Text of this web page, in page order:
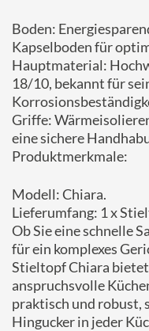
Boden:
Kapselboden für
Hauptmaterial:
18/10, bekannt für
Griffe:
eine sichere
Produktmerkmale:
Modell: Chiara.
Lieferumfang: 1 x
Ob Sie eine schnelle
für ein komplexes
Stieltopf Chiara
anspruchsvolle
praktisch und robust,
Hingucker in jeder